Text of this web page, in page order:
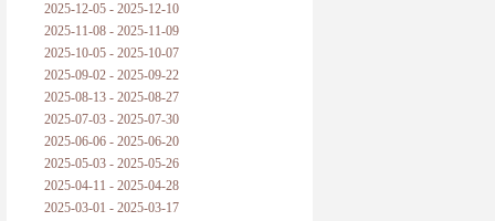
2025-12-05 - 2025-12-10
2025-11-08 - 2025-11-09
2025-10-05 - 2025-10-07
2025-09-02 - 2025-09-22
2025-08-13 - 2025-08-27
2025-07-03 - 2025-07-30
2025-06-06 - 2025-06-20
2025-05-03 - 2025-05-26
2025-04-11 - 2025-04-28
2025-03-01 - 2025-03-17